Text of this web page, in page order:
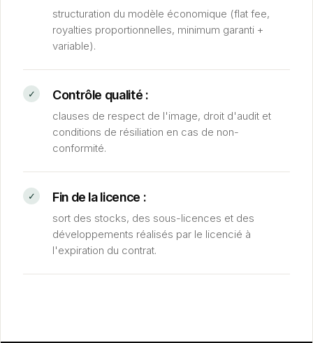
structuration du modèle économique (flat fee,
royalties proportionnelles, minimum garanti +
variable).
Contrôle qualité :
clauses de respect de l'image, droit d'audit et
conditions de résiliation en cas de non-
conformité.
Fin de la licence :
sort des stocks, des sous-licences et des
développements réalisés par le licencié à
l'expiration du contrat.